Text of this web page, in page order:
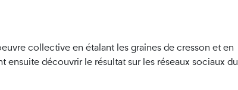
collective en étalant les graines de cresson et en
découvrir le résultat sur les réseaux sociaux du